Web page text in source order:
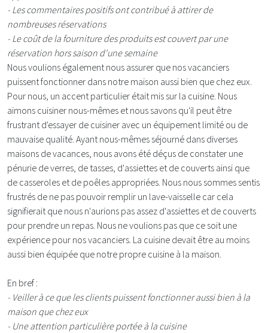
- Les commentaires positifs ont contribué à attirer de
nombreuses réservations
- Le coût de la fourniture des produits est couvert par une
réservation hors saison d'une semaine
Nous voulions également nous assurer que nos vacanciers
puissent fonctionner dans notre maison aussi bien que chez eux.
Pour nous, un accent particulier était mis sur la cuisine. Nous
aimons cuisiner nous-mêmes et nous savons qu'il peut être
frustrant d'essayer de cuisiner avec un équipement limité ou de
mauvaise qualité. Ayant nous-mêmes séjourné dans diverses
maisons de vacances, nous avons été déçus de constater une
pénurie de verres, de tasses, d'assiettes et de couverts ainsi que
de casseroles et de poêles appropriées. Nous nous sommes sentis
frustrés de ne pas pouvoir remplir un lave-vaisselle car cela
signifierait que nous n'aurions pas assez d'assiettes et de couverts
pour prendre un repas. Nous ne voulions pas que ce soit une
expérience pour nos vacanciers. La cuisine devait être au moins
aussi bien équipée que notre propre cuisine à la maison.
En bref :
- Veiller à ce que les clients puissent fonctionner aussi bien à la
maison que chez eux
- Une attention particulière portée à la cuisine